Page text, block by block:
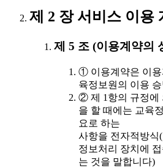
제 2 장 서비스 이용
제 5 조 (이용계약의
① 이용계약은 이용
육정보원의 이용
② 제 1항의 규정에
을 할 때에는 교육
요로 하는
사항을 전자적방식
정보처리 장치에
는 것을 말합니다)